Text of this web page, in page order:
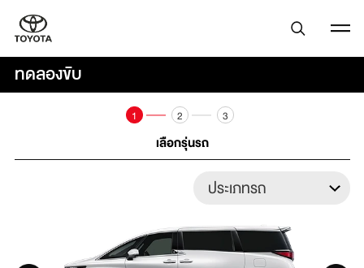
ทดลองขับ
1
เลือกรุ่นรถ
2 3